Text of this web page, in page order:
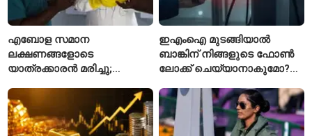
എബോള സമാന
ലക്ഷണങ്ങളോടെ
യാത്രക്കാരൻ മരിച്ചു;
യാത്രക്കാരെ
നിരീക്ഷണത്തിൽ
ഇഎംഐ മുടങ്ങിയാൽ
ബാങ്കിന് നിങ്ങളുടെ ഫോൺ
ലോക്ക് ചെയ്യാനാകുമോ?
ചട്ടങ്ങൾ ഇങ്ങനെ